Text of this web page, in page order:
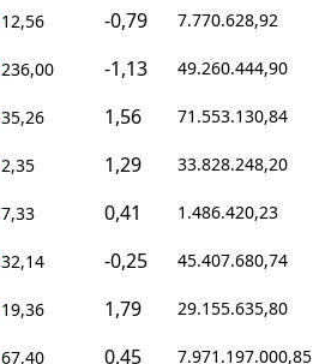
12,56 -0,79 7.770.628,92
236,00 -1,13 49.260.444,90
35,26 1,56 71.553.130,84
2,35 1,29 33.828.248,20
7,33 0,41 1.486.420,23
32,14 -0,25 45.407.680,74
19,36 1,79 29.155.635,80
67,40 0,45 7.971.197.000,85